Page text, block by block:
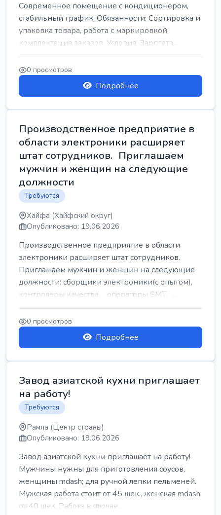
Современное помещение с кондиционером,
стабильный график. Обязанности: Сортировка и
упаковка товара, работа с маркировкой,
комплектация заказов. Условия: Зарплата...
0 просмотров
Подробнее
Производственное предприятие в
области электроники расширяет
штат сотрудников. Приглашаем
мужчин и женщин на следующие
должности
Требуются
Хайфа (Хайфский округ)
Опубликовано: 19.06.2026
Производственное предприятие в области
электроники расширяет штат сотрудников.
Приглашаем мужчин и женщин на следующие
должности: сборщики электроники(с опытом),
контролеры качества, операторы SMT, ...
0 просмотров
Подробнее
Завод азиатской кухни приглашает
на работу!
Требуются
Рамла (Центр страны)
Опубликовано: 19.06.2026
Завод азиатской кухни приглашает на работу!
Мужчины нужны для приготовления соусов,
женщины mdash; для ручной лепки пельменей.
Мужская работа стоит от 45 шек., женская mdash;
от 40 шек. Работа включае...